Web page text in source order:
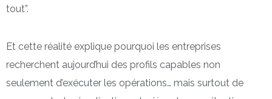
tout”.
Et cette réalité explique pourquoi les entreprises
recherchent aujourd’hui des profils capables non
seulement d’exécuter les opérations… mais surtout de